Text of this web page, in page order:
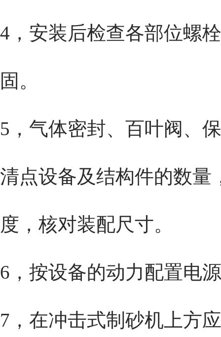
4，安装后检查各部位螺
固。
5，气体密封、百叶阀、
清点设备及结构件的数量
度，核对装配尺寸。
6，按设备的动力配置电
7，在冲击式制砂机 上方